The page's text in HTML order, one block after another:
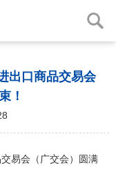
出口商品交易会
！
易会（广交会）圆满